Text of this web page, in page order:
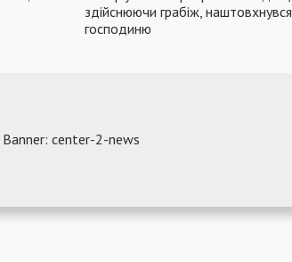
здійснюючи грабіж,
господиню